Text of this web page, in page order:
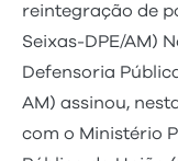
reintegração de
Seixas-DPE/AM)
Defensoria
AM) assinou,
com o Ministério